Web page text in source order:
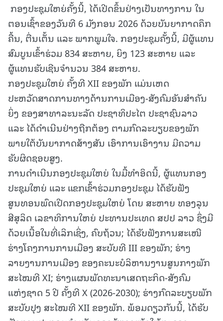
ກອງປະຊຸມໃຫຍ່ຄັ້ງນີ້, ໄດ້ເປີດຂຶ້ນຢ່າງເປັນທາງການ ໃນ
ຕອນເຊົ້າຂອງວັນທີ 6 ມັງກອນ 2026 ດ້ວຍບັນຍາກາດຄຶກ
ຄື້ນ, ຕື່ນເຕັ້ນ ແລະ ພາກພູມໃຈ. ກອງປະຊຸມຄັ້ງນີ້, ມີຜູ້ແທນ
ສົມບູນເຂົ້າຮ່ວມ 834 ສະຫາຍ, ຍິງ 123 ສະຫາຍ ແລະ
ຜູ້ແທນຮັບເຊີນຈໍານວນ 384 ສະຫາຍ.
ກອງປະຊຸມໃຫຍ່ ຄັ້ງທີ XII ຂອງພັກ ແມ່ນເຫດ
ປະຫວັດສາດການທາງດ້ານການເມືອງ-ສັງຄົມອັນສໍາຄັນ
ຍິ່ງ ຂອງສາທາລະນະລັດ ປະຊາທິປະໄຕ ປະຊາຊົນລາວ
ແລະ ໄດ້ດໍາເນີນຢ່າງຖືກຕ້ອງ ຕາມກົດລະບຽບຂອງພັກ
ພາຍໃຕ້ບັນຍາກາດສ້າງສັນ ເອົາການເອົາງານ ມີຄວາມ
ຮັບຜິດຊອບສູງ.
ການດໍາເນີນກອງປະຊຸມໃຫຍ່ ໃນມື້ທໍາອິດນີ້, ຜູ້ແທນກອງ
ປະຊຸມໃຫຍ່ ແລະ ແຂກເຂົ້າຮ່ວມກອງປະຊຸມ ໄດ້ຮັບຟັງ
ສູນທອນພົດເປີດກອງປະຊຸມໃຫຍ່ ໂດຍ ສະຫາຍ ທອງລຸນ
ສີສຸລິດ ເລຂາທິການໃຫຍ່ ປະທານປະເທດ ສປປ ລາວ ຊຶ່ງມີ
ດ້ວຍເນື້ອໃນທີ່ເລິກເຊິ່ງ, ຄົບຖ້ວນ; ໄດ້ຮັບຟັງການສະເໜີ
ຮ່າງໂຄງການການເມືອງ ສະບັບທີ III ຂອງພັກ; ຮ່າງ
ລາຍງານການເມືອງ ຂອງຄະນະບໍລິຫານງານສູນກາງພັກ
ສະໄໝທີ XI; ຮ່າງແຜນພັດທະນາເສດຖະກິດ-ສັງຄົມ
ແຫ່ງຊາດ 5 ປີ ຄັ້ງທີ X (2026-2030); ຮ່າງກົດລະບຽບພັກ
ສະບັບປຸງ ສະໄໝທີ XII ຂອງພັກ. ພ້ອມດຽວກັນນີ້, ໄດ້ຮັບ